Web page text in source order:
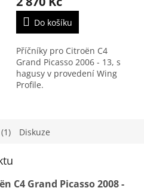
Do košíku
Příčníky pro Citroën C4
Grand Picasso 2006 - 13, s
hagusy v provedení Wing
Profile.
Diskuze
C4 Grand Picasso 2008 -